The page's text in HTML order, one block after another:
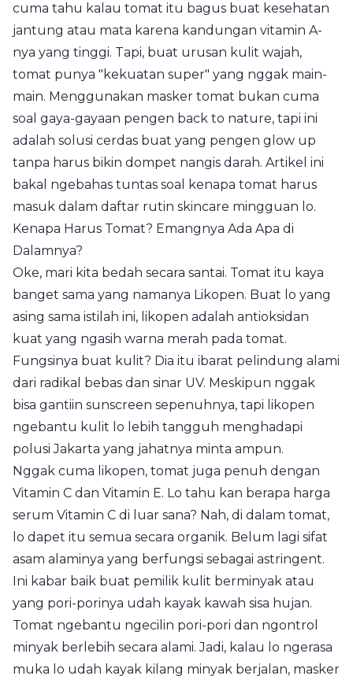
cuma tahu kalau tomat itu bagus buat kesehatan
jantung atau mata karena kandungan vitamin A-
nya yang tinggi. Tapi, buat urusan kulit wajah,
tomat punya "kekuatan super" yang nggak main-
main. Menggunakan masker tomat bukan cuma
soal gaya-gayaan pengen back to nature, tapi ini
adalah solusi cerdas buat yang pengen glow up
tanpa harus bikin dompet nangis darah. Artikel ini
bakal ngebahas tuntas soal kenapa tomat harus
masuk dalam daftar rutin skincare mingguan lo.
Kenapa Harus Tomat? Emangnya Ada Apa di
Dalamnya?
Oke, mari kita bedah secara santai. Tomat itu kaya
banget sama yang namanya Likopen. Buat lo yang
asing sama istilah ini, likopen adalah antioksidan
kuat yang ngasih warna merah pada tomat.
Fungsinya buat kulit? Dia itu ibarat pelindung alami
dari radikal bebas dan sinar UV. Meskipun nggak
bisa gantiin sunscreen sepenuhnya, tapi likopen
ngebantu kulit lo lebih tangguh menghadapi
polusi Jakarta yang jahatnya minta ampun.
Nggak cuma likopen, tomat juga penuh dengan
Vitamin C dan Vitamin E. Lo tahu kan berapa harga
serum Vitamin C di luar sana? Nah, di dalam tomat,
lo dapet itu semua secara organik. Belum lagi sifat
asam alaminya yang berfungsi sebagai astringent.
Ini kabar baik buat pemilik kulit berminyak atau
yang pori-porinya udah kayak kawah sisa hujan.
Tomat ngebantu ngecilin pori-pori dan ngontrol
minyak berlebih secara alami. Jadi, kalau lo ngerasa
muka lo udah kayak kilang minyak berjalan, masker